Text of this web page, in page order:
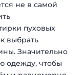
не в самой
пуховых
выбрать
Значительно
одежду, чтобы